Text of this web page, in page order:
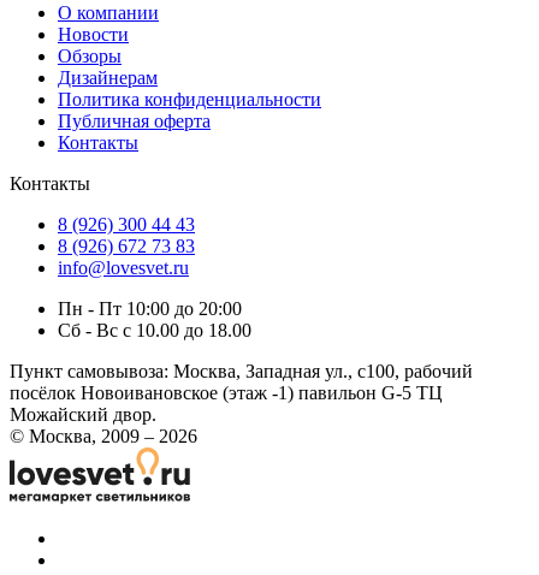
О компании
Новости
Обзоры
Дизайнерам
Политика конфиденциальности
Публичная оферта
Контакты
Контакты
8 (926) 300 44 43
8 (926) 672 73 83
info@lovesvet.ru
Пн - Пт 10:00 до 20:00
Сб - Вс с 10.00 до 18.00
Пункт самовывоза: Москва, Западная ул., с100, рабочий
посёлок Новоивановское (этаж -1) павильон G-5 ТЦ
Можайский двор.
© Москва, 2009 – 2026